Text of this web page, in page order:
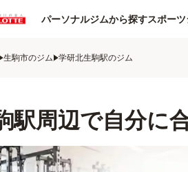
パーソナルジムから探すスポー
生駒市のジム 学研北生駒駅のジム
駅周辺で自分に